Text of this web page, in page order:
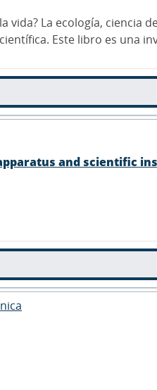
vida? La ecología, ciencia
Este libro es una
and scientific